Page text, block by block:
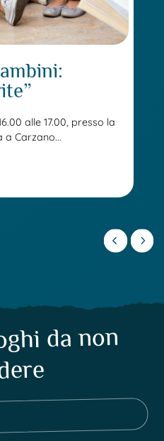
alle 17.00, presso la
a Carzano...
da non